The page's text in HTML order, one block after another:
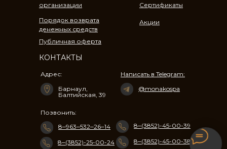
8‒(3852)-25-00-24
8‒(3852)-45-00-39
8‒(3852)-45-00-38
Позвонить:
8‒963‒532‒26‒14
Написать в Telegram:
@monakospa
Адрес:
Барнаул, ​
Балтийская, 39​
Публичная оферта
организации
Порядок возврата
денежных средств
Сертификаты
Акции
КОНТАКТЫ